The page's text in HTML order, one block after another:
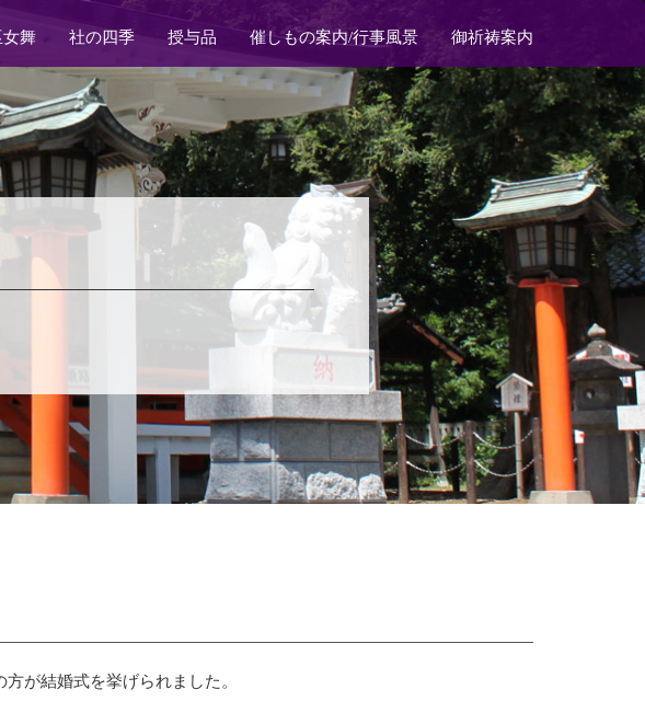
女舞 社の四季 授与品 催しもの案内/行事風景 御祈祷案内
が結婚式を挙げられました。